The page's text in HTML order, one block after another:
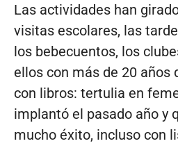
Las actividades han
visitas escolares, las
los bebecuentos, los
ellos con más de 20 años
con libros: tertulia en
implantó el pasado año y
mucho éxito, incluso con